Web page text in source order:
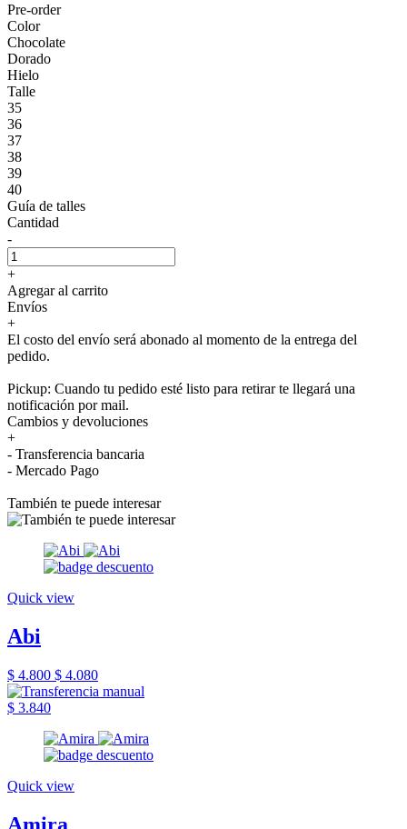
Pre-order
Color
Chocolate
Dorado
Hielo
Talle
35
36
37
38
39
40
Guía de talles
Cantidad
-
+
Agregar al carrito
Envíos
+
El costo del envío será abonado al momento de la entrega del
pedido.
Pickup: Cuando tu pedido esté listo para retirar te llegará una
notificación por mail.
Cambios y devoluciones
+
- Transferencia bancaria
- Mercado Pago
También te puede interesar
Quick view
Abi
$ 4.800 $ 4.080
$ 3.840
Quick view
Amira